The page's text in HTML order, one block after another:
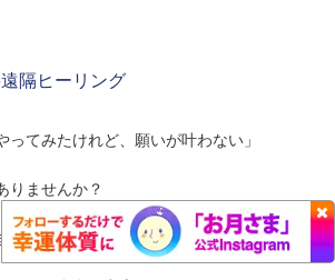
隔ヒーリング
ってみたけれど、願いが叶わない」
りませんか？
せん。